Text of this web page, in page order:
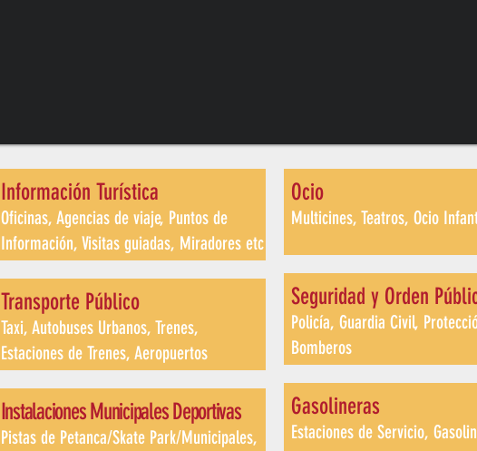
Información Turística
Oficinas, Agencias de viaje, Puntos de
Información, Visitas guiadas, Miradores etc
Transporte Público
Taxi, Autobuses Urbanos, Trenes,
Estaciones de Trenes, Aeropuertos
Instalaciones Municipales Deportivas
Pistas de Petanca/Skate Park/Municipales,
Ocio
Multicines, Teatros, Ocio
Seguridad y Orden
Policía, Guardia Civil,
Bomberos
Gasolineras
Estaciones de Servicio,